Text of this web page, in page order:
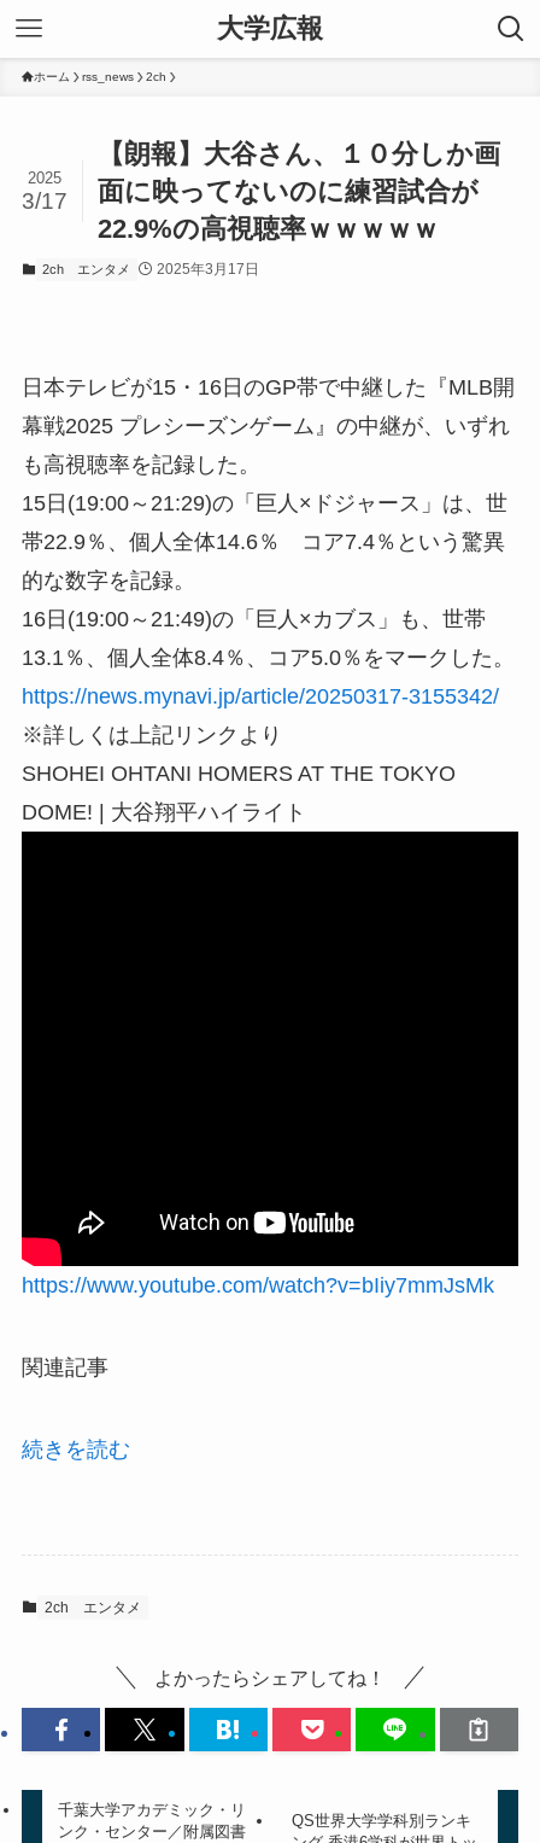
大学広報
ホーム rss_news 2ch
【朗報】大谷さん、１０分しか画
面に映ってないのに練習試合が
22.9%の高視聴率ｗｗｗｗｗ
2025
3/17
2ch エンタメ 2025年3月17日
日本テレビが15・16日のGP帯で中継した『MLB開
幕戦2025 プレシーズンゲーム』の中継が、いずれ
も高視聴率を記録した。
15日(19:00～21:29)の「巨人×ドジャース」は、世
帯22.9％、個人全体14.6％ コア7.4％という驚異
的な数字を記録。
16日(19:00～21:49)の「巨人×カブス」も、世帯
13.1％、個人全体8.4％、コア5.0％をマークした。
https://news.mynavi.jp/article/20250317-3155342/
※詳しくは上記リンクより
SHOHEI OHTANI HOMERS AT THE TOKYO
DOME! | 大谷翔平ハイライト
https://www.youtube.com/watch?v=bIiy7mmJsMk
関連記事
続きを読む
2ch エンタメ
よかったらシェアしてね！
千葉大学アカデミック・リ
ンク・センター／附属図書
QS世界大学学科別ランキ